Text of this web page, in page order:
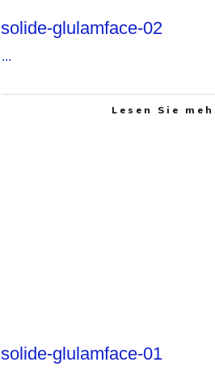
solide-glulamface-02
...
Lesen Sie
solide-glulamface-01